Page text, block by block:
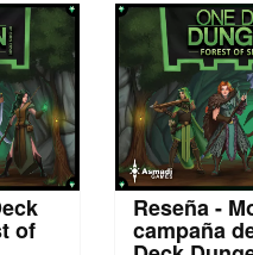
of
Reseña -
campaña